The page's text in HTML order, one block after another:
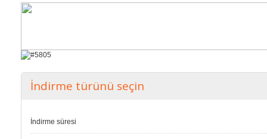
İndirme türünü seçin
İndirme süresi